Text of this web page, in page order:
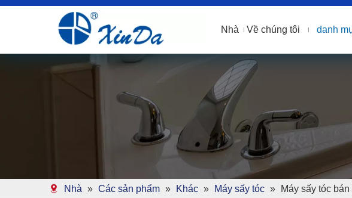
Nhà Về chúng tôi danh
Nhà » Các sản phẩm » Khác » Máy sấy tóc » Máy sấy tóc